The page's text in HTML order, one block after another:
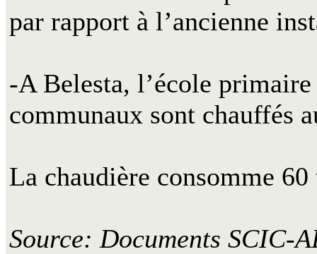
par rapport à l’ancienne
-A Belesta, l’école
communaux sont chauffés
La chaudière consomme
Source: Documents SCIC-